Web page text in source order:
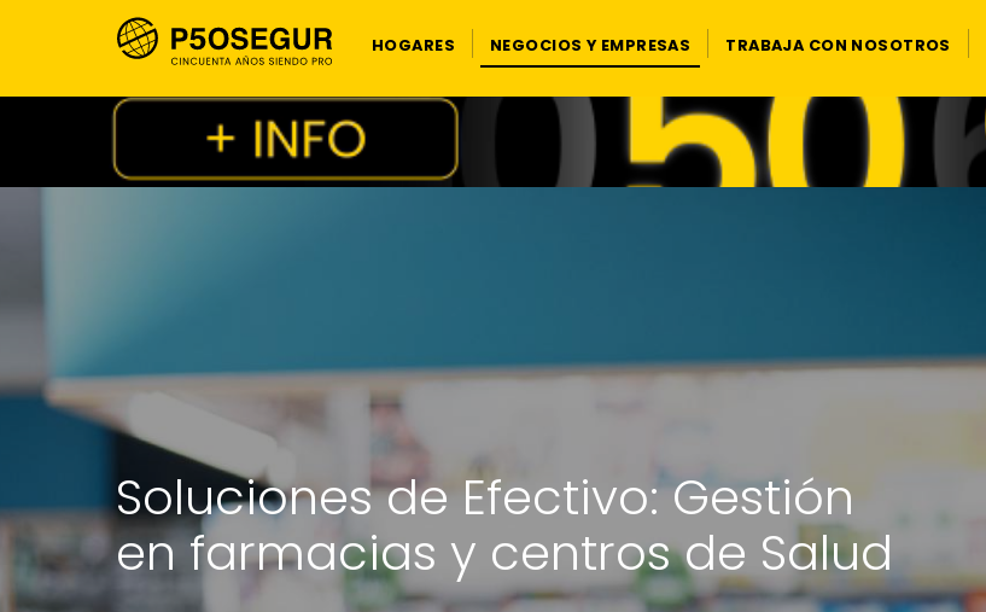
HOGARES NEGOCIOS Y EMPRESAS TRABAJA CON NOSOTROS
Soluciones de Efectivo: Gestión
en farmacias y centros de Salud